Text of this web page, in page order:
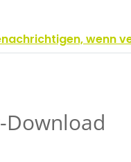
wenn